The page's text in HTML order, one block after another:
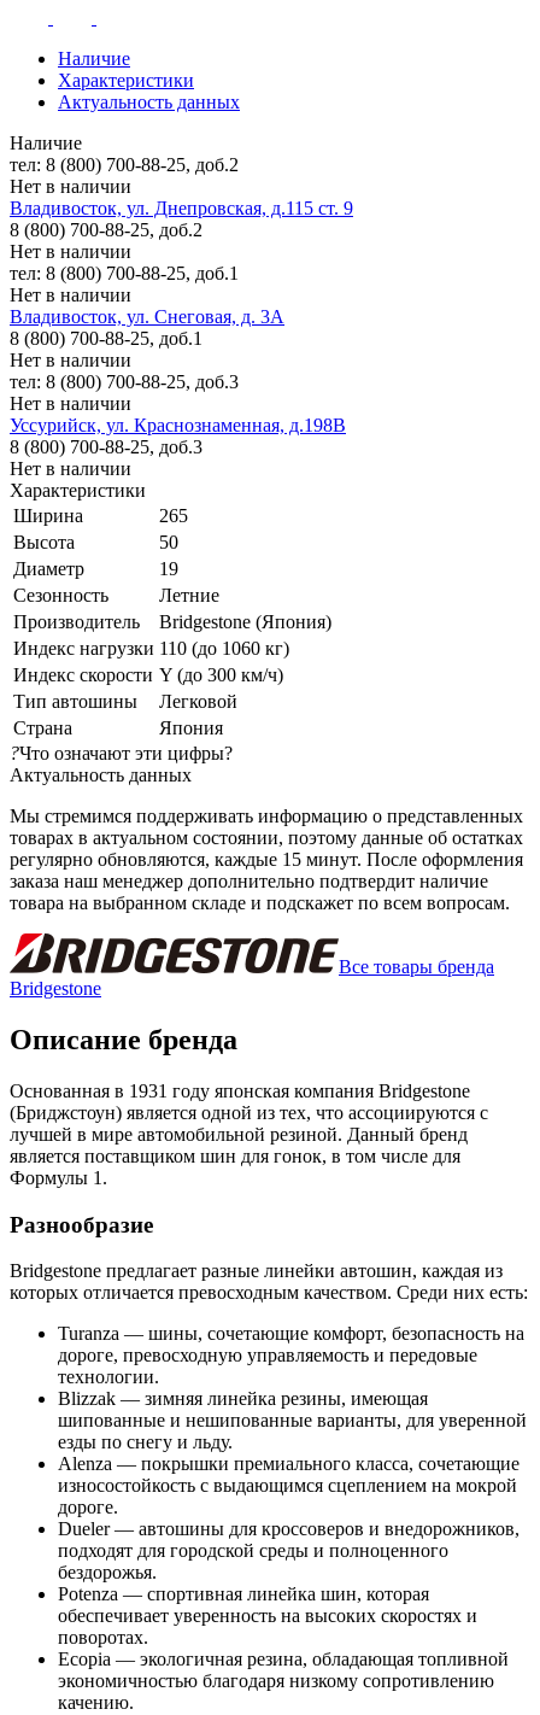
Наличие
Характеристики
Актуальность данных
Наличие
тел: 8 (800) 700-88-25, доб.2
Нет в наличии
Владивосток, ул. Днепровская, д.115 ст. 9
8 (800) 700-88-25, доб.2
Нет в наличии
тел: 8 (800) 700-88-25, доб.1
Нет в наличии
Владивосток, ул. Снеговая, д. 3А
8 (800) 700-88-25, доб.1
Нет в наличии
тел: 8 (800) 700-88-25, доб.3
Нет в наличии
Уссурийск, ул. Краснознаменная, д.198В
8 (800) 700-88-25, доб.3
Нет в наличии
Характеристики
Ширина
265
Высота
50
Диаметр
19
Сезонность
Летние
Производитель
Bridgestone (Япония)
Индекс нагрузки 110 (до 1060 кг)
Индекс скорости Y (до 300 км/ч)
Тип автошины
Легковой
Страна
Япония
?Что означают эти цифры?
Актуальность данных
Мы стремимся поддерживать информацию о представленных
товарах в актуальном состоянии, поэтому данные об остатках
регулярно обновляются, каждые 15 минут. После оформления
заказа наш менеджер дополнительно подтвердит наличие
товара на выбранном складе и подскажет по всем вопросам.
Все товары бренда
Bridgestone
Описание бренда
Основанная в 1931 году японская компания Bridgestone
(Бриджстоун) является одной из тех, что ассоциируются с
лучшей в мире автомобильной резиной. Данный бренд
является поставщиком шин для гонок, в том числе для
Формулы 1.
Разнообразие
Bridgestone предлагает разные линейки автошин, каждая из
которых отличается превосходным качеством. Среди них есть:
Turanza — шины, сочетающие комфорт, безопасность на
дороге, превосходную управляемость и передовые
технологии.
Blizzak — зимняя линейка резины, имеющая
шипованные и нешипованные варианты, для уверенной
езды по снегу и льду.
Alenza — покрышки премиального класса, сочетающие
износостойкость с выдающимся сцеплением на мокрой
дороге.
Dueler — автошины для кроссоверов и внедорожников,
подходят для городской среды и полноценного
бездорожья.
Potenza — спортивная линейка шин, которая
обеспечивает уверенность на высоких скоростях и
поворотах.
Ecopia — экологичная резина, обладающая топливной
экономичностью благодаря низкому сопротивлению
качению.